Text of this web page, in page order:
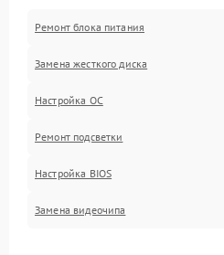
Ремонт блока питания
Замена жесткого диска
Настройка ОС
Ремонт подсветки
Настройка BIOS
Замена видеочипа